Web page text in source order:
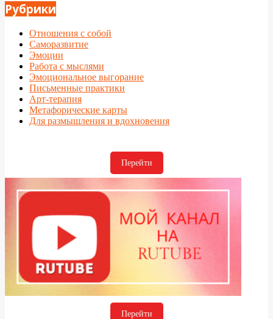
Рубрики
Отношения с собой
Саморазвитие
Эмоции
Работа с мыслями
Эмоциональное выгорание
Письменные практики
Арт-терапия
Метафорические карты
Для размышления и вдохновения
Перейти
Перейти